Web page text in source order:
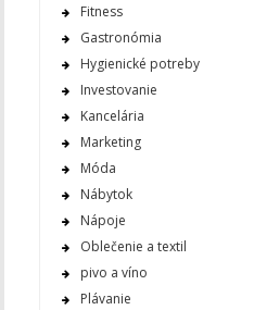
Fitness
Gastronómia
Hygienické potreby
Investovanie
Kancelária
Marketing
Móda
Nábytok
Nápoje
Oblečenie a textil
pivo a víno
Plávanie